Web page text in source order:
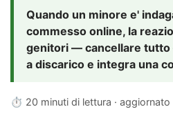
Quando un minore e'
commesso online, la
genitori — cancellare
a discarico e integra una
⏱ 20 minuti di lettura · aggiornato